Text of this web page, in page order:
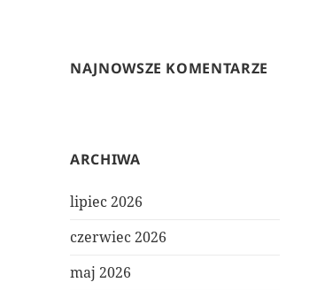
NAJNOWSZE KOMENTARZE
ARCHIWA
lipiec 2026
czerwiec 2026
maj 2026